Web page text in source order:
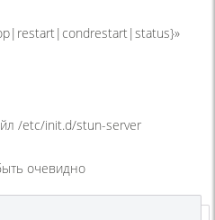
/etc/init.d/stun-server
очевидно